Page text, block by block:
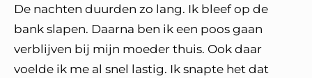
De nachten duurden zo lang. Ik bleef op de
bank slapen. Daarna ben ik een poos gaan
verblijven bij mijn moeder thuis. Ook daar
voelde ik me al snel lastig. Ik snapte het dat